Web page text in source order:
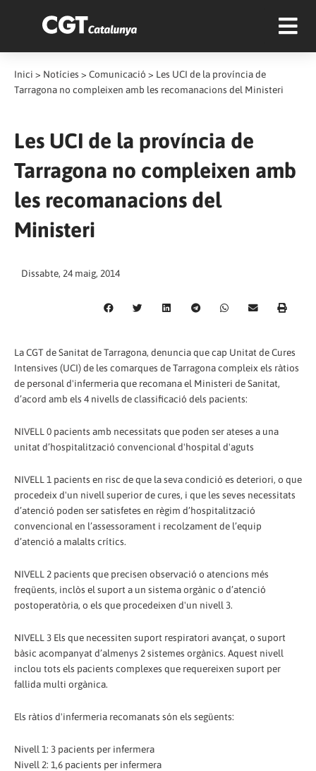
Inici > Notícies > Comunicació > Les UCI de la província de
Tarragona no compleixen amb les recomanacions del Ministeri
Les UCI de la província de
Tarragona no compleixen amb
les recomanacions del
Ministeri
Dissabte, 24 maig, 2014
La CGT de Sanitat de Tarragona, denuncia que cap Unitat de Cures
Intensives (UCI) de les comarques de Tarragona compleix els ràtios
de personal d'infermeria que recomana el Ministeri de Sanitat,
d’acord amb els 4 nivells de classificació dels pacients:
NIVELL 0 pacients amb necessitats que poden ser ateses a una
unitat d’hospitalització convencional d'hospital d'aguts
NIVELL 1 pacients en risc de que la seva condició es deteriori, o que
procedeix d'un nivell superior de cures, i que les seves necessitats
d’atenció poden ser satisfetes en règim d’hospitalització
convencional en l’assessorament i recolzament de l’equip
d’atenció a malalts crítics.
NIVELL 2 pacients que precisen observació o atencions més
freqüents, inclòs el suport a un sistema orgànic o d’atenció
postoperatòria, o els que procedeixen d'un nivell 3.
NIVELL 3 Els que necessiten suport respiratori avançat, o suport
bàsic acompanyat d’almenys 2 sistemes orgànics. Aquest nivell
inclou tots els pacients complexes que requereixen suport per
fallida multi orgànica.
Els ràtios d'infermeria recomanats són els següents:
Nivell 1: 3 pacients per infermera
Nivell 2: 1,6 pacients per infermera